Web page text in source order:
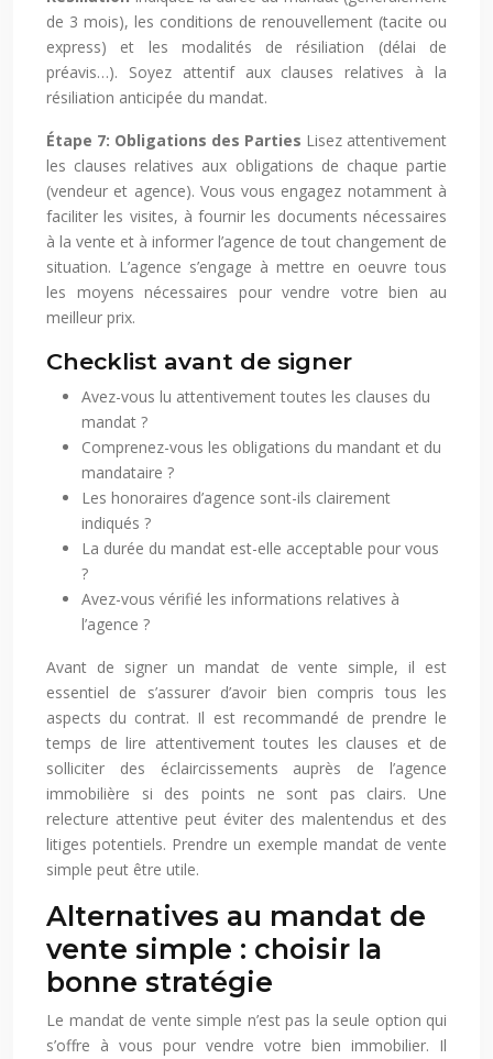
de 3 mois), les conditions de renouvellement (tacite ou
express) et les modalités de résiliation (délai de
préavis…). Soyez attentif aux clauses relatives à la
résiliation anticipée du mandat.
Étape 7: Obligations des Parties Lisez attentivement
les clauses relatives aux obligations de chaque partie
(vendeur et agence). Vous vous engagez notamment à
faciliter les visites, à fournir les documents nécessaires
à la vente et à informer l’agence de tout changement de
situation. L’agence s’engage à mettre en oeuvre tous
les moyens nécessaires pour vendre votre bien au
meilleur prix.
Checklist avant de signer
Avez-vous lu attentivement toutes les clauses du
mandat ?
Comprenez-vous les obligations du mandant et du
mandataire ?
Les honoraires d’agence sont-ils clairement
indiqués ?
La durée du mandat est-elle acceptable pour vous
?
Avez-vous vérifié les informations relatives à
l’agence ?
Avant de signer un mandat de vente simple, il est
essentiel de s’assurer d’avoir bien compris tous les
aspects du contrat. Il est recommandé de prendre le
temps de lire attentivement toutes les clauses et de
solliciter des éclaircissements auprès de l’agence
immobilière si des points ne sont pas clairs. Une
relecture attentive peut éviter des malentendus et des
litiges potentiels. Prendre un exemple mandat de vente
simple peut être utile.
Alternatives au mandat de
vente simple : choisir la
bonne stratégie
Le mandat de vente simple n’est pas la seule option qui
s’offre à vous pour vendre votre bien immobilier. Il